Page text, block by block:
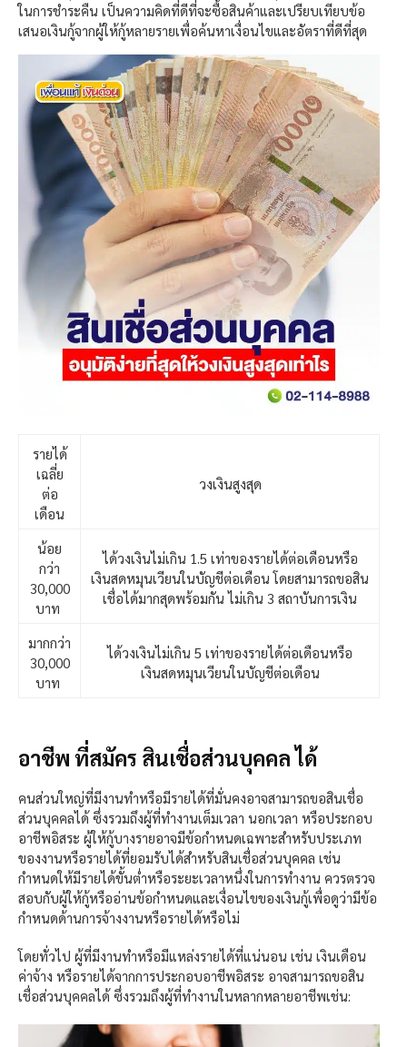
ในการชำระคืน เป็นความคิดที่ดีที่จะซื้อสินค้าและเปรียบเทียบข้อ
เสนอเงินกู้จากผู้ให้กู้หลายรายเพื่อค้นหาเงื่อนไขและอัตราที่ดีที่สุด
รายได้
เฉลี่ย
ต่อ
เดือน
วงเงินสูงสุด
น้อย
กว่า
30,000
บาท
ได้วงเงินไม่เกิน 1.5 เท่าของรายได้ต่อเดือนหรือ
เงินสดหมุนเวียนในบัญชีต่อเดือน โดยสามารถขอสิน
เชื่อได้มากสุดพร้อมกัน ไม่เกิน 3 สถาบันการเงิน
มากกว่า
30,000
บาท
ได้วงเงินไม่เกิน 5 เท่าของรายได้ต่อเดือนหรือ
เงินสดหมุนเวียนในบัญชีต่อเดือน
อาชีพ ที่สมัคร สินเชื่อส่วนบุคคล ได้
คนส่วนใหญ่ที่มีงานทำหรือมีรายได้ที่มั่นคงอาจสามารถขอสินเชื่อ
ส่วนบุคคลได้ ซึ่งรวมถึงผู้ที่ทำงานเต็มเวลา นอกเวลา หรือประกอบ
อาชีพอิสระ ผู้ให้กู้บางรายอาจมีข้อกำหนดเฉพาะสำหรับประเภท
ของงานหรือรายได้ที่ยอมรับได้สำหรับสินเชื่อส่วนบุคคล เช่น
กำหนดให้มีรายได้ขั้นต่ำหรือระยะเวลาหนึ่งในการทำงาน ควรตรวจ
สอบกับผู้ให้กู้หรืออ่านข้อกำหนดและเงื่อนไขของเงินกู้เพื่อดูว่ามีข้อ
กำหนดด้านการจ้างงานหรือรายได้หรือไม่
โดยทั่วไป ผู้ที่มีงานทำหรือมีแหล่งรายได้ที่แน่นอน เช่น เงินเดือน
ค่าจ้าง หรือรายได้จากการประกอบอาชีพอิสระ อาจสามารถขอสิน
เชื่อส่วนบุคคลได้ ซึ่งรวมถึงผู้ที่ทำงานในหลากหลายอาชีพเช่น: